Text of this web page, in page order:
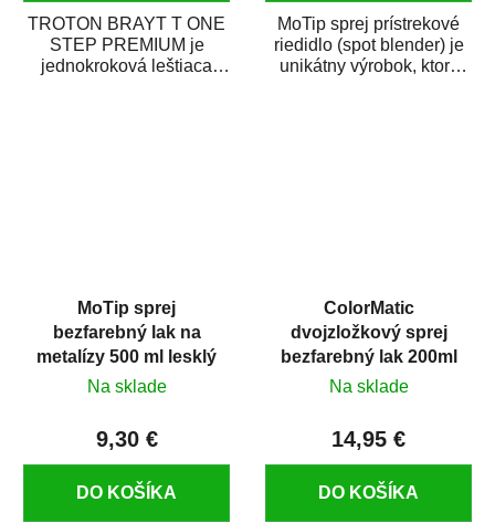
TROTON BRAYT T ONE
STEP PREMIUM je
jednokroková leštiaca
MoTip sprej prístrekové
riedidlo (spot blender) je
unikátny výrobok, ktorý
MoTip sprej
bezfarebný lak na
metalízy 500 ml lesklý
Na sklade
9,30 €
DO KOŠÍKA
ColorMatic
dvojzložkový sprej
bezfarebný lak 200ml
Na sklade
14,95 €
DO KOŠÍKA